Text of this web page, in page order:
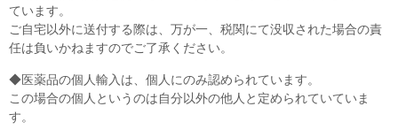
ています。
ご自宅以外に送付する際は、万が一、税関にて没収された場合の責
任は負いかねますのでご了承ください。
◆医薬品の個人輸入は、個人にのみ認められています。
この場合の個人というのは自分以外の他人と定められていていま
す。